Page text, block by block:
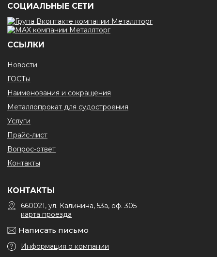
CОЦИАЛЬНЫЕ СЕТИ
ССЫЛКИ
Новости
ГОСТы
Наименования и сокращения
Металлопрокат для судостроения
Услуги
Прайс-лист
Вопрос-ответ
Контакты
КОНТАКТЫ
660021, ул. Калинина, 53а, оф. 305
карта проезда
Написать письмо
Информация о компании